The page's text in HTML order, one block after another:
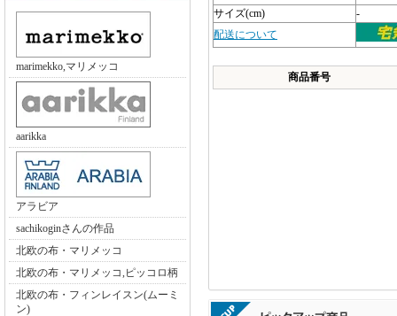
marimekko,マリメッコ
aarikka
アラビア
sachikoginさんの作品
北欧の布・マリメッコ
北欧の布・マリメッコ,ピッコロ柄
北欧の布・フィンレイスン(ムーミ
ン)
サイズ(cm)
-
配送について
商品番号